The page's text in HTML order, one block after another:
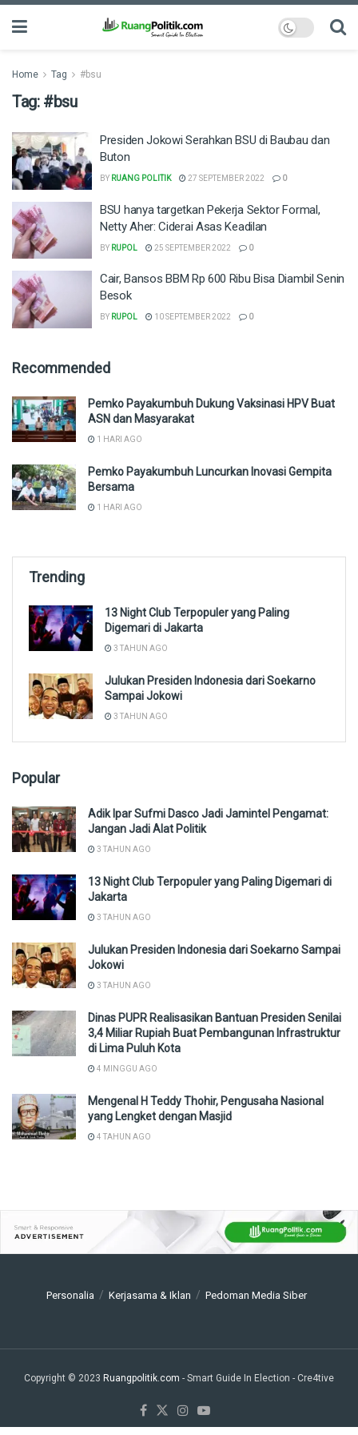
Home Tag #bsu
Tag: #bsu
Presiden Jokowi Serahkan BSU di Baubau dan
Buton
BY RUANG POLITIK 27 SEPTEMBER 2022 0
BSU hanya targetkan Pekerja Sektor Formal,
Netty Aher: Ciderai Asas Keadilan
BY RUPOL 25 SEPTEMBER 2022 0
Cair, Bansos BBM Rp 600 Ribu Bisa Diambil Senin
Besok
BY RUPOL 10 SEPTEMBER 2022 0
Recommended
Pemko Payakumbuh Dukung Vaksinasi HPV Buat
ASN dan Masyarakat
1 HARI AGO
Pemko Payakumbuh Luncurkan Inovasi Gempita
Bersama
1 HARI AGO
Trending
13 Night Club Terpopuler yang Paling
Digemari di Jakarta
3 TAHUN AGO
Julukan Presiden Indonesia dari Soekarno
Sampai Jokowi
3 TAHUN AGO
Popular
Adik Ipar Sufmi Dasco Jadi Jamintel Pengamat:
Jangan Jadi Alat Politik
3 TAHUN AGO
13 Night Club Terpopuler yang Paling Digemari di
Jakarta
3 TAHUN AGO
Julukan Presiden Indonesia dari Soekarno Sampai
Jokowi
3 TAHUN AGO
Dinas PUPR Realisasikan Bantuan Presiden Senilai
3,4 Miliar Rupiah Buat Pembangunan Infrastruktur
di Lima Puluh Kota
4 MINGGU AGO
Mengenal H Teddy Thohir, Pengusaha Nasional
yang Lengket dengan Masjid
4 TAHUN AGO
Personalia Kerjasama & Iklan Pedoman Media Siber
Copyright © 2023 Ruangpolitik.com - Smart Guide In Election - Cre4tive